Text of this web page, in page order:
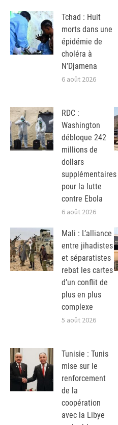
Tchad : Huit
morts dans une
épidémie de
choléra à
N’Djamena
6 août 2026
RDC :
Washington
débloque 242
millions de
dollars
supplémentaires
pour la lutte
contre Ebola
6 août 2026
Mali : L’alliance
entre jihadistes
et séparatistes
rebat les cartes
d’un conflit de
plus en plus
complexe
5 août 2026
Tunisie : Tunis
mise sur le
renforcement
de la
coopération
avec la Libye